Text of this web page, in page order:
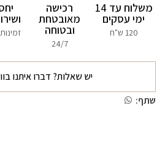
משלוח עד 14
ימי עסקים
120 ש"ח
רכישה
מאובטחת
ובטוחה
24/7
יש שאלות? דברו איתנו
שתף: